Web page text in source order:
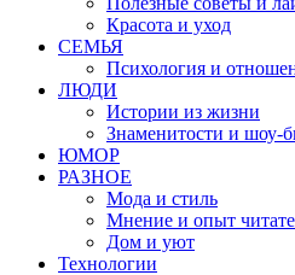
Красота и уход
СЕМЬЯ
Психология и
ЛЮДИ
Истории из жизни
Знаменитости и шоу-
ЮМОР
РАЗНОЕ
Мода и стиль
Мнение и опыт
Дом и уют
Технологии